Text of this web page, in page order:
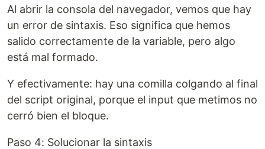
Al abrir la consola del navegador, vemos que hay
un error de sintaxis. Eso significa que hemos
salido correctamente de la variable, pero algo
está mal formado.
Y efectivamente: hay una comilla colgando al final
del script original, porque el input que metimos no
cerró bien el bloque.
Paso 4: Solucionar la sintaxis